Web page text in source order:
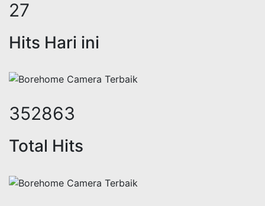
33
Hits Hari ini
435387
Total Hits